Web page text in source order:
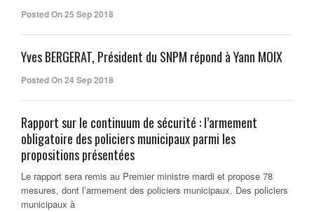
Posted On 25 Sep 2018
Yves BERGERAT, Président du SNPM répond à Yann MOIX
Posted On 24 Sep 2018
Rapport sur le continuum de sécurité : l’armement
obligatoire des policiers municipaux parmi les
propositions présentées
Le rapport sera remis au Premier ministre mardi et propose 78
mesures, dont l’armement des policiers municipaux. Des policiers
municipaux à